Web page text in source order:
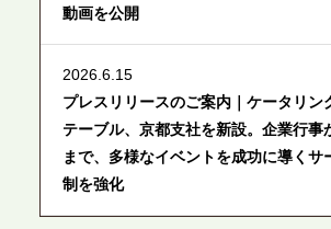
動画を公開
2026.6.15
プレスリリースのご案内｜ケータリン
テーブル、京都支社を新設。企業行事
まで、多様なイベントを成功に導くサ
制を強化